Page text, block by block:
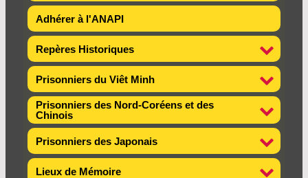
Adhérer à l'ANAPI
Repères Historiques
Prisonniers du Viêt Minh
Prisonniers des Nord-Coréens et des
Chinois
Prisonniers des Japonais
Lieux de Mémoire